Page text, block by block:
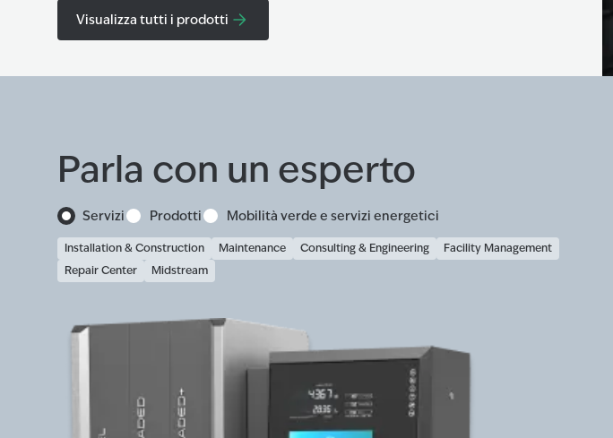
Visualizza tutti i prodotti
Parla con un esperto
Servizi Prodotti Mobilità verde e servizi energetici
Installation & Construction Maintenance Consulting & Engineering
Facility Management
Repair Center
Midstream